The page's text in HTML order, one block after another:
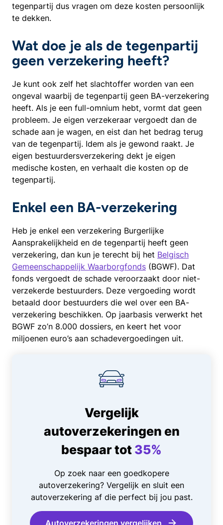
tegenpartij dus vragen om deze kosten persoonlijk
te dekken.
Wat doe je als de tegenpartij
geen verzekering heeft?
Je kunt ook zelf het slachtoffer worden van een
ongeval waarbij de tegenpartij geen BA-verzekering
heeft. Als je een full-omnium hebt, vormt dat geen
probleem. Je eigen verzekeraar vergoedt dan de
schade aan je wagen, en eist dan het bedrag terug
van de tegenpartij. Idem als je gewond raakt. Je
eigen bestuurdersverzekering dekt je eigen
medische kosten, en verhaalt die kosten op de
tegenpartij.
Enkel een BA-verzekering
Heb je enkel een verzekering Burgerlijke
Aansprakelijkheid en de tegenpartij heeft geen
verzekering, dan kun je terecht bij het Belgisch
Gemeenschappelijk Waarborgfonds (BGWF). Dat
fonds vergoedt de schade veroorzaakt door niet-
verzekerde bestuurders. Deze vergoeding wordt
betaald door bestuurders die wel over een BA-
verzekering beschikken. Op jaarbasis verwerkt het
BGWF zo’n 8.000 dossiers, en keert het voor
miljoenen euro’s aan schadevergoedingen uit.
Vergelijk
autoverzekeringen en
bespaar tot 35%
Op zoek naar een goedkopere
autoverzekering? Vergelijk en sluit een
autoverzekering af die perfect bij jou past.